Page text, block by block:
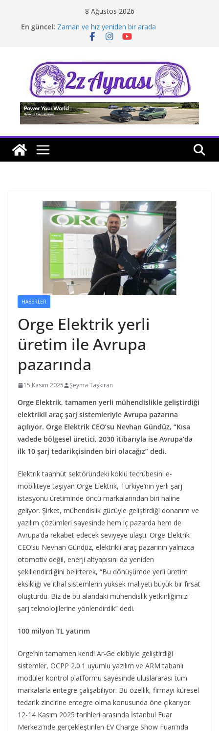
8 Ağustos 2026
En güncel: Zaman ve hız yeniden bir arada
Borusan Next Bodrum’da açıldı
Tatil rotasında test sürüşü
HABERLER
Orge Elektrik yerli
üretim ile Avrupa
pazarında
15 Kasım 2025 Şeyma Taşkıran
Orge Elektrik, tamamen yerli mühendislikle geliştirdiği
elektrikli araç şarj sistemleriyle Avrupa pazarına
açılıyor. Orge Elektrik CEO’su Nevhan Gündüz, “Kısa
vadede bölgesel üretici, 2030 itibarıyla ise Avrupa’da
ilk 10 şarj tedarikçisinden biri olacağız” dedi.
Elektrik taahhüt sektöründeki köklü tecrübesini e-
mobiliteye taşıyan Orge Elektrik, Türkiye’nin yerli şarj
istasyonu üretiminde öncü markalarından biri haline
geliyor. Şirket, mühendislik gücüyle geliştirdiği donanım ve
yazılım çözümleri sayesinde hem iç pazarda hem de
Avrupa’da rekabet edecek seviyeye ulaştı. Orge Elektrik
CEO’su Nevhan Gündüz, elektrikli araç pazarının yalnızca
otomotiv değil, enerji altyapısını da yeniden
şekillendirdiğini belirterek, “Bu dönüşümde yerli üretim
eksikliği ve ithal sistemlerin yüksek maliyeti büyük bir fırsat
oluşturdu. Biz de bu alandaki mühendislik yetkinliğimizi
şarj teknolojilerine yönlendirdik” dedi.
100 milyon TL yatırım
Orge’nin tamamen kendi Ar-Ge ekibiyle geliştirdiği
sistemler, OCPP 2.0.1 uyumlu yazılım ve ARM tabanlı
modüler kontrol platformu sayesinde uluslararası tüm
markalarla entegre çalışabiliyor. Bu özellik, firmayı küresel
tedarik zincirine entegre olma konusunda öne çıkarıyor.
12-14 Kasım 2025 tarihleri arasında İstanbul Fuar
Merkezi’nde gerçekleştirilen EV Charge Show Fuarı’nda